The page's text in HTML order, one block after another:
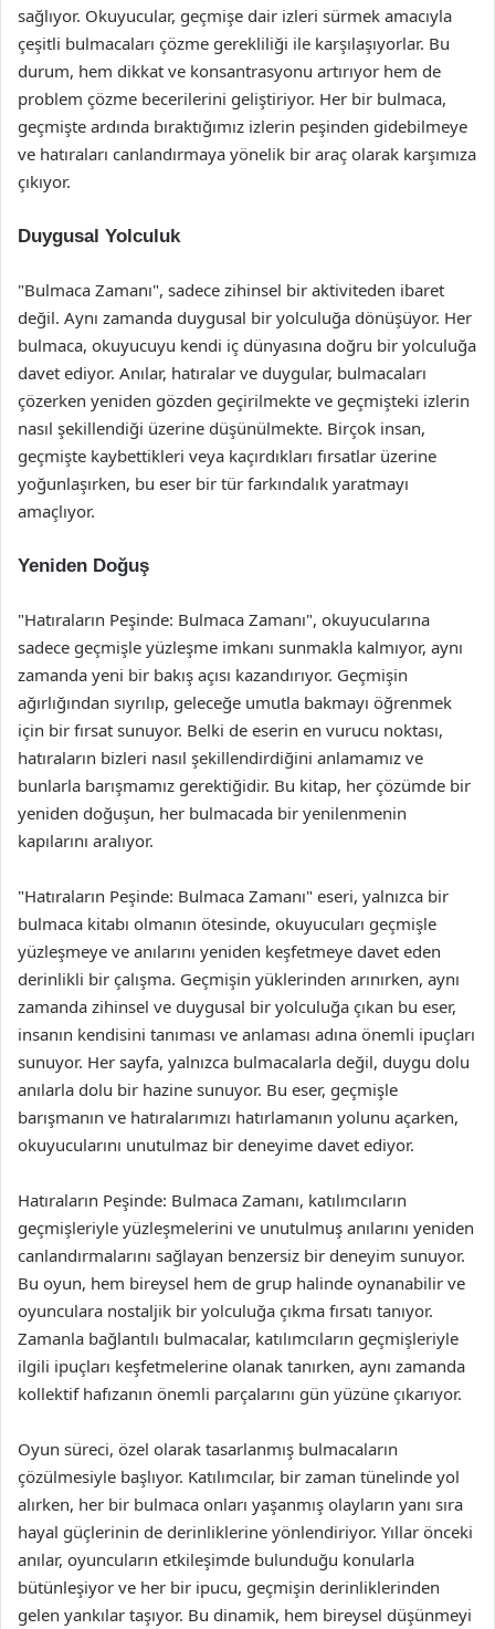
sağlıyor. Okuyucular, geçmişe dair izleri sürmek amacıyla
çeşitli bulmacaları çözme gerekliliği ile karşılaşıyorlar. Bu
durum, hem dikkat ve konsantrasyonu artırıyor hem de
problem çözme becerilerini geliştiriyor. Her bir bulmaca,
geçmişte ardında bıraktığımız izlerin peşinden gidebilmeye
ve hatıraları canlandırmaya yönelik bir araç olarak karşımıza
çıkıyor.
Duygusal Yolculuk
"Bulmaca Zamanı", sadece zihinsel bir aktiviteden ibaret
değil. Aynı zamanda duygusal bir yolculuğa dönüşüyor. Her
bulmaca, okuyucuyu kendi iç dünyasına doğru bir yolculuğa
davet ediyor. Anılar, hatıralar ve duygular, bulmacaları
çözerken yeniden gözden geçirilmekte ve geçmişteki izlerin
nasıl şekillendiği üzerine düşünülmekte. Birçok insan,
geçmişte kaybettikleri veya kaçırdıkları fırsatlar üzerine
yoğunlaşırken, bu eser bir tür farkındalık yaratmayı
amaçlıyor.
Yeniden Doğuş
"Hatıraların Peşinde: Bulmaca Zamanı", okuyucularına
sadece geçmişle yüzleşme imkanı sunmakla kalmıyor, aynı
zamanda yeni bir bakış açısı kazandırıyor. Geçmişin
ağırlığından sıyrılıp, geleceğe umutla bakmayı öğrenmek
için bir fırsat sunuyor. Belki de eserin en vurucu noktası,
hatıraların bizleri nasıl şekillendirdiğini anlamamız ve
bunlarla barışmamız gerektiğidir. Bu kitap, her çözümde bir
yeniden doğuşun, her bulmacada bir yenilenmenin
kapılarını aralıyor.
"Hatıraların Peşinde: Bulmaca Zamanı" eseri, yalnızca bir
bulmaca kitabı olmanın ötesinde, okuyucuları geçmişle
yüzleşmeye ve anılarını yeniden keşfetmeye davet eden
derinlikli bir çalışma. Geçmişin yüklerinden arınırken, aynı
zamanda zihinsel ve duygusal bir yolculuğa çıkan bu eser,
insanın kendisini tanıması ve anlaması adına önemli ipuçları
sunuyor. Her sayfa, yalnızca bulmacalarla değil, duygu dolu
anılarla dolu bir hazine sunuyor. Bu eser, geçmişle
barışmanın ve hatıralarımızı hatırlamanın yolunu açarken,
okuyucularını unutulmaz bir deneyime davet ediyor.
Hatıraların Peşinde: Bulmaca Zamanı, katılımcıların
geçmişleriyle yüzleşmelerini ve unutulmuş anılarını yeniden
canlandırmalarını sağlayan benzersiz bir deneyim sunuyor.
Bu oyun, hem bireysel hem de grup halinde oynanabilir ve
oyunculara nostaljik bir yolculuğa çıkma fırsatı tanıyor.
Zamanla bağlantılı bulmacalar, katılımcıların geçmişleriyle
ilgili ipuçları keşfetmelerine olanak tanırken, aynı zamanda
kollektif hafızanın önemli parçalarını gün yüzüne çıkarıyor.
Oyun süreci, özel olarak tasarlanmış bulmacaların
çözülmesiyle başlıyor. Katılımcılar, bir zaman tünelinde yol
alırken, her bir bulmaca onları yaşanmış olayların yanı sıra
hayal güçlerinin de derinliklerine yönlendiriyor. Yıllar önceki
anılar, oyuncuların etkileşimde bulunduğu konularla
bütünleşiyor ve her bir ipucu, geçmişin derinliklerinden
gelen yankılar taşıyor. Bu dinamik, hem bireysel düşünmeyi